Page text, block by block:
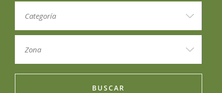
BUSCAR